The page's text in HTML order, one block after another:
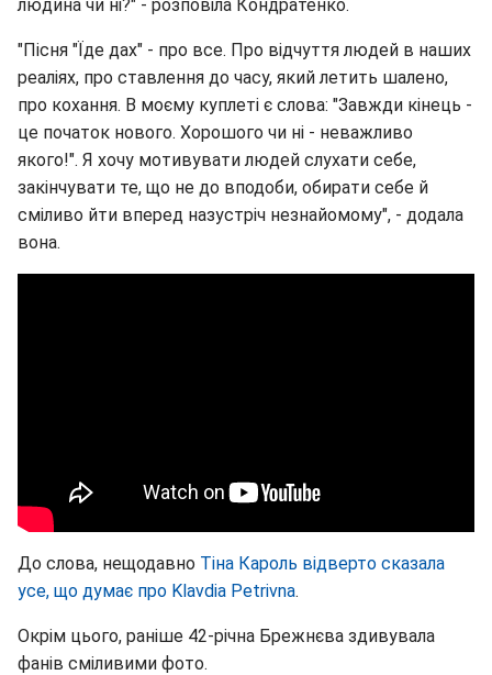
людина чи ні?" - розповіла Кондратенко.
"Пісня "Їде дах" - про все. Про відчуття людей в наших
реаліях, про ставлення до часу, який летить шалено,
про кохання. В моєму куплеті є слова: "Завжди кінець -
це початок нового. Хорошого чи ні - неважливо
якого!". Я хочу мотивувати людей слухати себе,
закінчувати те, що не до вподоби, обирати себе й
сміливо йти вперед назустріч незнайомому", - додала
вона.
До слова, нещодавно Тіна Кароль відверто сказала
усе, що думає про Klavdia Petrivna.
Окрім цього, раніше 42-річна Брежнєва здивувала
фанів сміливими фото.